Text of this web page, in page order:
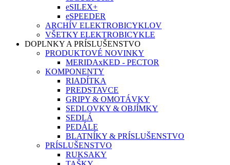
eSILEX+
eSPEEDER
ARCHÍV ELEKTROBICYKLOV
VŠETKY ELEKTROBICYKLE
DOPLNKY A PRÍSLUŠENSTVO
PRODUKTOVÉ NOVINKY
MERIDAxKED - PECTOR
KOMPONENTY
RIADÍTKA
PREDSTAVCE
GRIPY & OMOTÁVKY
SEDLOVKY & OBJÍMKY
SEDLÁ
PEDÁLE
BLATNÍKY & PRÍSLUŠENSTVO
PRÍSLUŠENSTVO
RUKSAKY